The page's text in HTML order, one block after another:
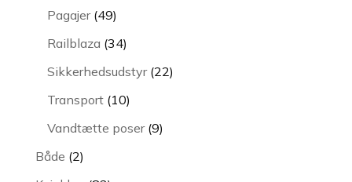
Pagajer 4949
varer
Railblaza 3434
varer
Sikkerhedsudstyr 2222
Transport 1010
varer
Vandtætte poser 99
Både 22
varer